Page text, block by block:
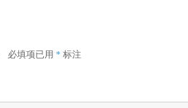
必填项已用 * 标注